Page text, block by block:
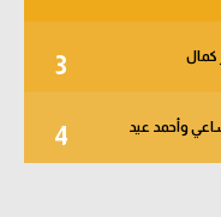
3 كمال
4 وأحمد عيد